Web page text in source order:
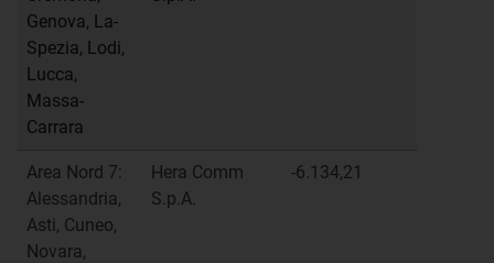
Genova, La-
Spezia, Lodi,
Lucca,
Massa-
Carrara
Area Nord 7:
Alessandria,
Asti, Cuneo,
Novara,
Hera Comm
S.p.A.
-6.134,21